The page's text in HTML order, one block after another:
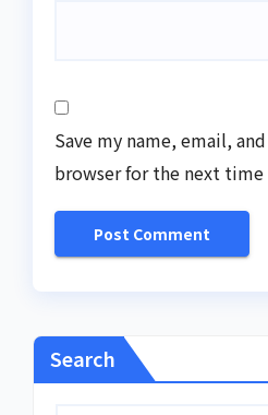
Save my name, email,
browser for the next
Search